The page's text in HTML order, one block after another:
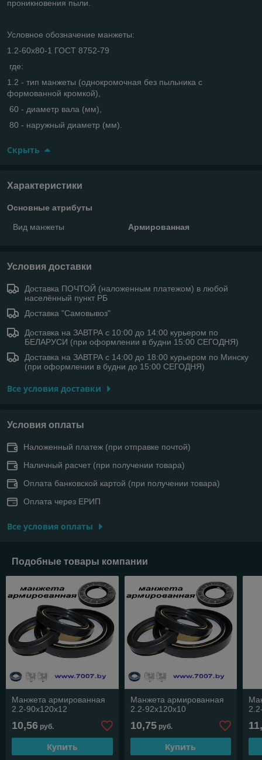
проникновения пыли.
Условное обозначение манжеты:
1.2-60х80-1 ГОСТ 8752-79
где:
1.2 - тип манжеты (однокромочная без пыльника с
формованной кромкой),
60 - диаметр вала (мм),
80 - наружный диаметр (мм).
Скрыть
Характеристики
Основные атрибуты
Вид манжеты Армированная
Условия доставки
Доставка ПОЧТОЙ (наложенным платежом) в любой
населённый пункт РБ
Доставка "Самовывоз"
Доставка на ЗАВТРА с 10:00 до 14:00 курьером по
БЕЛАРУСИ (при оформлении в будни 15:00 СЕГОДНЯ)
Доставка на ЗАВТРА с 14:00 до 18:00 курьером по Минску
(при оформлении в будни до 15:00 СЕГОДНЯ)
Все условия доставки
Условия оплаты
Наложенный платеж (при отправке почтой)
Наличный расчет (при получении товара)
Оплата банковской картой (при получении товара)
Оплата через ЕРИП
Все условия оплаты
Подобные товары компании
Манжета армированная
2.2-90х120х12
10,56 руб.
Купить
Манжета армированная
2.2-92х120х10
10,75руб.
Купить